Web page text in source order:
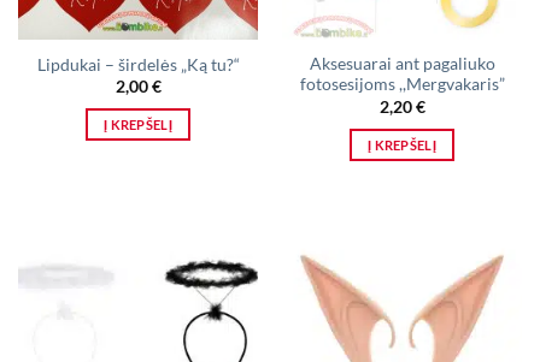
Lipdukai – širdelės „Ką tu?“
2,00€
Į KREPŠELĮ
Aksesuarai ant pagaliuko
fotosesijoms ,,Mergvakaris”
2,20€
Į KREPŠELĮ